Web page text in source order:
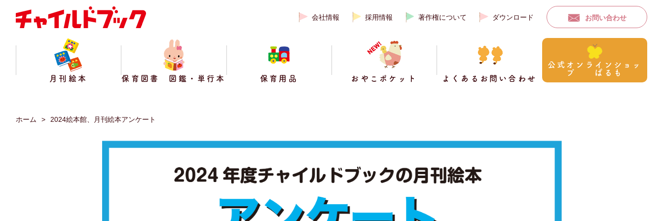
会社情報 採用情報 著作権について ダウンロード お問い合わせ
月刊絵本 保育図書 図鑑・単行本 保育用品 おやこポケット よくあるお問い合わせ
公式オンラインショッ
プ ぱるも
ホーム 2024絵本館、月刊絵本アンケート